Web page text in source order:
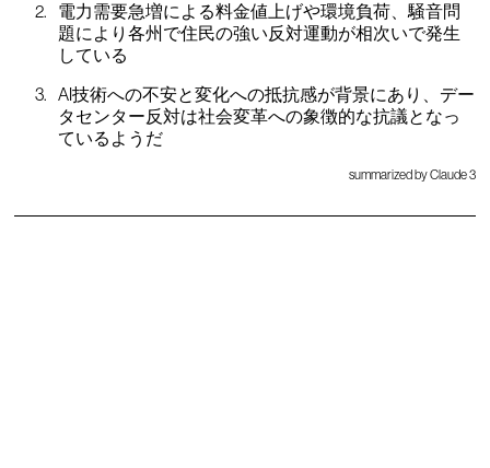
電力需要急増による料金値上げや環境負荷、騒音問
題により各州で住民の強い反対運動が相次いで発生
している
AI技術への不安と変化への抵抗感が背景にあり、デー
タセンター反対は社会変革への象徴的な抗議となっ
ているようだ
summarized by Claude 3